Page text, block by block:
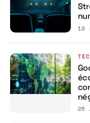
19
26